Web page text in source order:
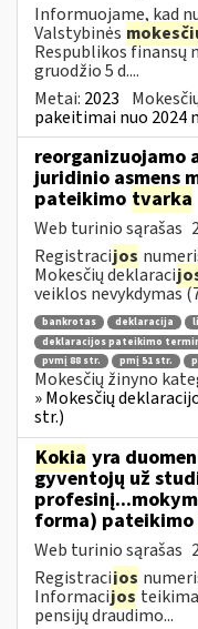
Informuojame, kad
Valstybinės
Respublikos finansų
gruodžio 5 d....
Metai: 2023
pakeitimai nuo 2024
reorganizuojamo
juridinio asmens
pateikimo tvarka
Web turinio sąrašas
Registracijos
Mokesčių deklaraci
veiklos nevykdymas
bankrotas deklaracija
deklaracijos pateikimo
pvmį 88 str.
pmį 51 str.
Mokesčių žinyno
» Mokesčių
str.)
Kokia yra
gyventojų už
forma) pateikimo
Web turinio sąrašas
Registracijos
Informacijos
pensijų draudimo...